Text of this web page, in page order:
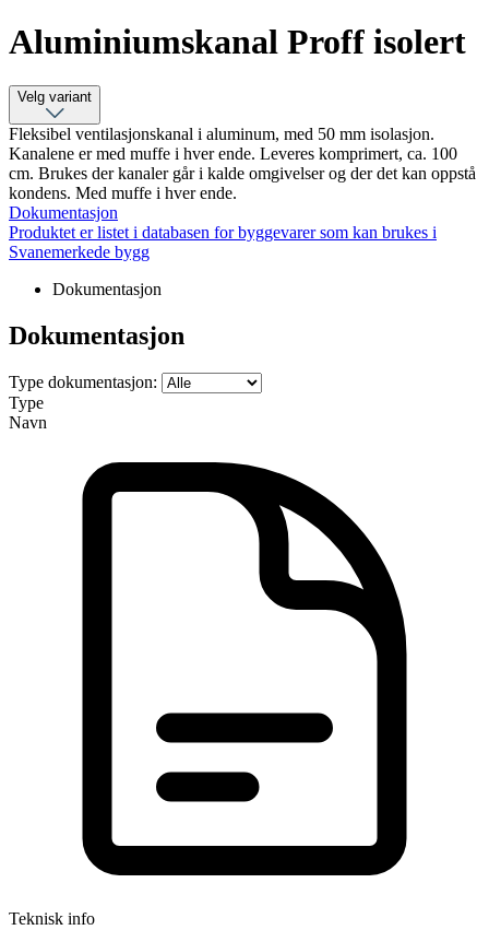
Aluminiumskanal Proff isolert
Velg variant
Fleksibel ventilasjonskanal i aluminum, med 50 mm isolasjon.
Kanalene er med muffe i hver ende. Leveres komprimert, ca. 100
cm. Brukes der kanaler går i kalde omgivelser og der det kan oppstå
kondens. Med muffe i hver ende.
Dokumentasjon
Produktet er listet i databasen for byggevarer som kan brukes i
Svanemerkede bygg
Dokumentasjon
Dokumentasjon
Type dokumentasjon:
Type
Navn
Teknisk info